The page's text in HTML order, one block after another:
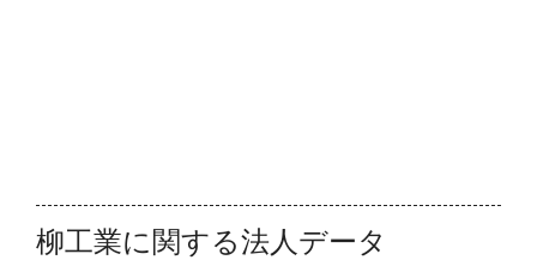
柳工業に関する法人データ